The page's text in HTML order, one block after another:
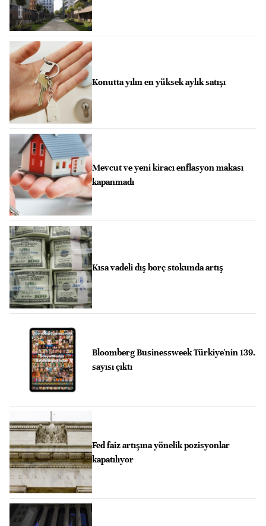
Konutta yılın en yüksek aylık satışı
Mevcut ve yeni kiracı enflasyon makası
kapanmadı
Kısa vadeli dış borç stokunda artış
Bloomberg Businessweek Türkiye'nin 139.
sayısı çıktı
Fed faiz artışına yönelik pozisyonlar
kapatılıyor